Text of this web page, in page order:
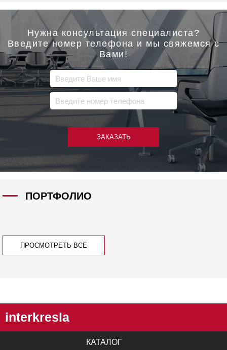
Нужна консультация специалиста?
Введите номер телефона и мы свяжемся с
Вами!
ЗАКАЗАТЬ
ПОРТФОЛИО
ПРОСМОТРЕТЬ ВСЕ
interkresla
КАТАЛОГ